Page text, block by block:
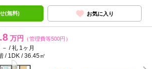
(無料) お気に入り
万円 （管理費等500円）
－ / 礼 1ヶ月
/ 1DK / 36.45㎡